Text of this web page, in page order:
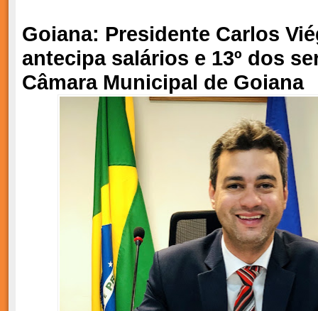
Goiana: Presidente Carlos
antecipa salários e 13º dos
Câmara Municipal de Goiana